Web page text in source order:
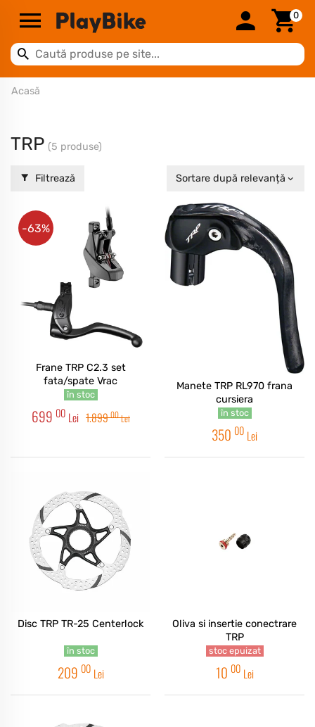
0
Acasă
TRP (5 produse)
Filtrează Sortare după relevanță
Frane TRP C2.3 set
fata/spate Vrac
în stoc
699 00 Lei 1.89900Lei
-63%
Manete TRP RL970 frana
cursiera
în stoc
350 00 Lei
Disc TRP TR-25 Centerlock
în stoc
209 00 Lei
Oliva si insertie conectrare
TRP
stoc epuizat
10 00 Lei